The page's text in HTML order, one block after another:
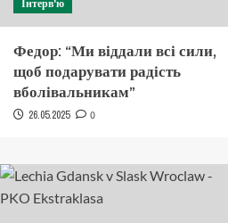
Інтерв'ю
Федор: “Ми віддали всі сили,
щоб подарувати радість
вболівальникам”
26.05.2025 0